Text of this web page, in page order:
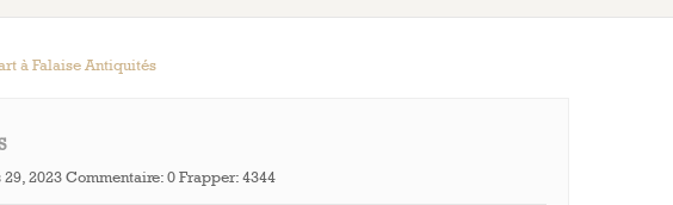
à Falaise Antiquités
2023Commentaire:0Frapper:4344